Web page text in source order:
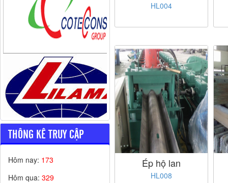
HL004
Ép hộ lan
HL008
THÔNG KÊ TRUY CẬP
Hôm nay: 173
Hôm qua: 329